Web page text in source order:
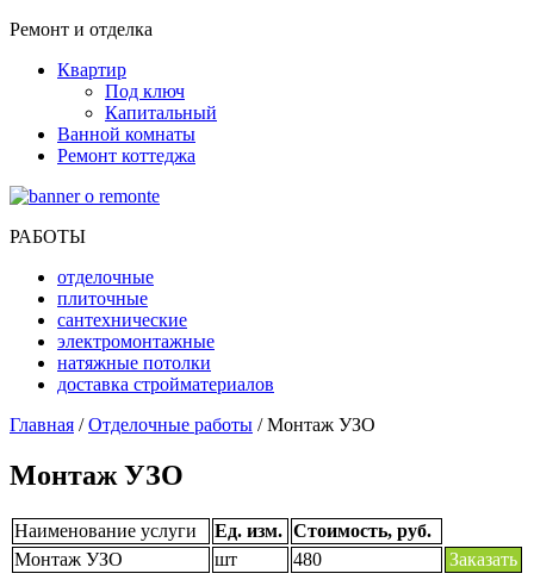
Ремонт и отделка
Квартир
Под ключ
Капитальный
Ванной комнаты
Ремонт коттеджа
РАБОТЫ
отделочные
плиточные
сантехнические
электромонтажные
натяжные потолки
доставка стройматериалов
Главная /Отделочные работы / Монтаж УЗО
Монтаж УЗО
Наименование услуги Ед. изм. Стоимость, руб.
Монтаж УЗО
шт 480 Заказать